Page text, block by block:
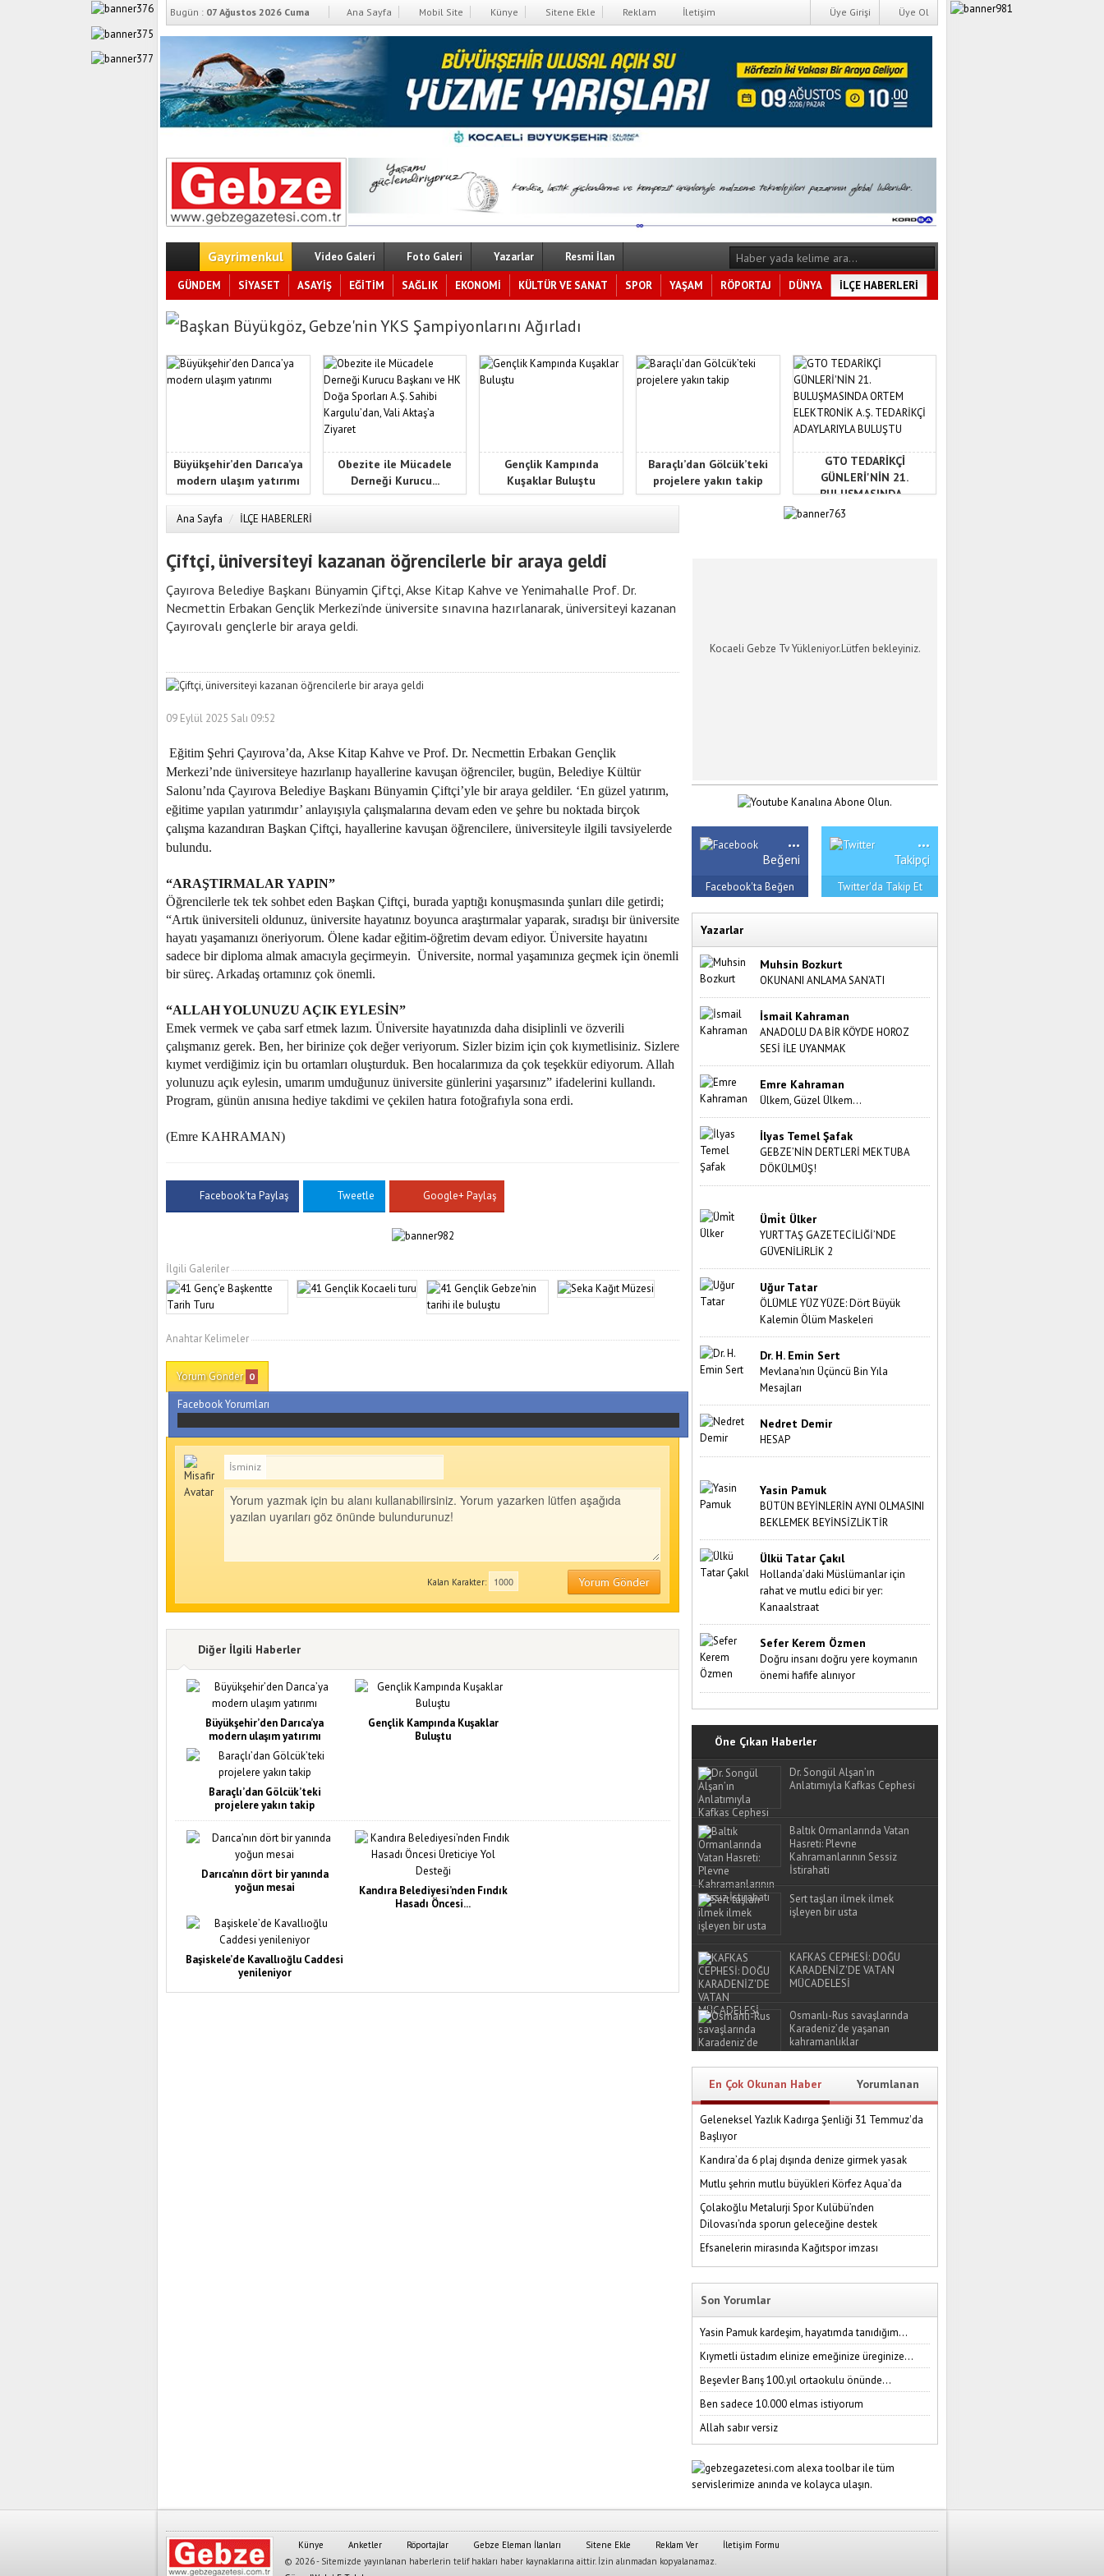
Bugün : 07 Ağustos 2026 Cuma Ana Sayfa Mobil Site Künye Sitene Ekle Reklam İletişim Üye Ol
Üye Girişi
Gayrimenkul Video Galeri Foto Galeri Yazarlar Resmi İlan
GÜNDEM SİYASET ASAYİŞ EĞİTİM SAĞLIK EKONOMİ KÜLTÜR VE SANAT SPOR YAŞAM RÖPORTAJ DÜNYA
İLÇE HABERLERİ
Başkan Büyükgöz, Gebze’nin YKS Şampiyonlarını Ağırladı
Büyükşehir’den Darıca’ya
modern ulaşım yatırımı
Obezite ile Mücadele
Derneği Kurucu...
Gençlik Kampında
Kuşaklar Buluştu
Baraçlı’dan Gölcük’teki
projelere yakın takip
GTO TEDARİKÇİ
GÜNLERİ'NİN 21.
BULUŞMASINDA...
Ana Sayfa / İLÇE HABERLERİ
Çiftçi, üniversiteyi kazanan öğrencilerle bir araya geldi
Çayırova Belediye Başkanı Bünyamin Çiftçi, Akse Kitap Kahve ve Yenimahalle Prof. Dr.
Necmettin Erbakan Gençlik Merkezi’nde üniversite sınavına hazırlanarak, üniversiteyi kazanan
Çayırovalı gençlerle bir araya geldi.
09 Eylül 2025 Salı 09:52
Eğitim Şehri Çayırova’da, Akse Kitap Kahve ve Prof. Dr. Necmettin Erbakan Gençlik
Merkezi’nde üniversiteye hazırlanıp hayallerine kavuşan öğrenciler, bugün, Belediye Kültür
Salonu’nda Çayırova Belediye Başkanı Bünyamin Çiftçi’yle bir araya geldiler. ‘En güzel yatırım,
eğitime yapılan yatırımdır’ anlayışıyla çalışmalarına devam eden ve şehre bu noktada birçok
çalışma kazandıran Başkan Çiftçi, hayallerine kavuşan öğrencilere, üniversiteyle ilgili tavsiyelerde
bulundu.
“ARAŞTIRMALAR YAPIN”
Öğrencilerle tek tek sohbet eden Başkan Çiftçi, burada yaptığı konuşmasında şunları dile getirdi;
“Artık üniversiteli oldunuz, üniversite hayatınız boyunca araştırmalar yaparak, sıradışı bir üniversite
hayatı yaşamanızı öneriyorum. Ölene kadar eğitim-öğretim devam ediyor. Üniversite hayatını
sadece bir diploma almak amacıyla geçirmeyin. Üniversite, normal yaşamınıza geçmek için önemli
bir süreç. Arkadaş ortamınız çok önemli.
“ALLAH YOLUNUZU AÇIK EYLESİN”
Emek vermek ve çaba sarf etmek lazım. Üniversite hayatınızda daha disiplinli ve özverili
çalışmanız gerek. Ben, her birinize çok değer veriyorum. Sizler bizim için çok kıymetlisiniz. Sizlere
kıymet verdiğimiz için bu ortamları oluşturduk. Ben hocalarımıza da çok teşekkür ediyorum. Allah
yolunuzu açık eylesin, umarım umduğunuz üniversite günlerini yaşarsınız” ifadelerini kullandı.
Program, günün anısına hediye takdimi ve çekilen hatıra fotoğrafıyla sona erdi.
(Emre KAHRAMAN)
Facebook'ta Paylaş Tweetle Google+ Paylaş
İlgili Galeriler
Anahtar Kelimeler
Yorum Gönder 0
Facebook Yorumları
İsminiz
Yorum Gönder
Kalan Karakter:
Diğer İlgili Haberler
Büyükşehir’den Darıca’ya
modern ulaşım yatırımı
Gençlik Kampında Kuşaklar
Buluştu
Baraçlı’dan Gölcük’teki
projelere yakın takip
Darıca’nın dört bir yanında
yoğun mesai
Kandıra Belediyesi’nden Fındık
Hasadı Öncesi...
Başiskele’de Kavallıoğlu Caddesi
yenileniyor
Kocaeli Gebze Tv Yükleniyor.Lütfen bekleyiniz.
...
Beğeni
Facebook'ta Beğen
...
Takipçi
Twitter'da Takip Et
Yazarlar
Muhsin Bozkurt
OKUNANI ANLAMA SAN’ATI
İsmail Kahraman
ANADOLU DA BİR KÖYDE HOROZ
SESİ İLE UYANMAK
Emre Kahraman
Ülkem, Güzel Ülkem…
İlyas Temel Şafak
GEBZE’NİN DERTLERİ MEKTUBA
DÖKÜLMÜŞ!
Ümi̇t Ülker
YURTTAŞ GAZETECİLİĞİ’NDE
GÜVENİLİRLİK 2
Uğur Tatar
ÖLÜMLE YÜZ YÜZE: Dört Büyük
Kalemin Ölüm Maskeleri
Dr. H. Emin Sert
Mevlana'nın Üçüncü Bin Yıla
Mesajları
Nedret Demir
HESAP
Yasin Pamuk
BÜTÜN BEYİNLERİN AYNI OLMASINI
BEKLEMEK BEYİNSİZLİKTİR
Ülkü Tatar Çakıl
Hollanda’daki Müslümanlar için
rahat ve mutlu edici bir yer:
Kanaalstraat
Sefer Kerem Özmen
Doğru insanı doğru yere koymanın
önemi hafife alınıyor
Öne Çıkan Haberler
Dr. Songül Alşan’ın
Anlatımıyla Kafkas Cephesi
Baltık Ormanlarında Vatan
Hasreti: Plevne
Kahramanlarının Sessiz
İstirahati
Sert taşları ilmek ilmek
işleyen bir usta
KAFKAS CEPHESİ: DOĞU
KARADENİZ'DE VATAN
MÜCADELESİ
Osmanlı-Rus savaşlarında
Karadeniz’de yaşanan
kahramanlıklar
En Çok Okunan Haber Yorumlanan
Geleneksel Yazlık Kadırga Şenliği 31 Temmuz'da
Başlıyor
Kandıra’da 6 plaj dışında denize girmek yasak
Mutlu şehrin mutlu büyükleri Körfez Aqua’da
Çolakoğlu Metalurji Spor Kulübü’nden
Dilovası’nda sporun geleceğine destek
Efsanelerin mirasında Kağıtspor imzası
Son Yorumlar
Yasin Pamuk kardeşim, hayatımda tanıdığım...
Kıymetli üstadım elinize emeğinize üreginize...
Beşevler Barış 100.yıl ortaokulu önünde...
Ben sadece 10.000 elmas istiyorum
Allah sabır versiz
Künye Anketler Röportajlar Gebze Eleman İlanları Sitene Ekle Reklam Ver
İletişim Formu
© 2026 - Sitemizde yayınlanan haberlerin telif hakları haber kaynaklarına aittir. İzin alınmadan kopyalanamaz.